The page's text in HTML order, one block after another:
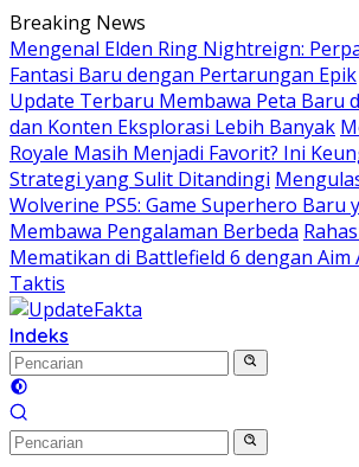
Langsung
ke
konten
Breaking News
Mengenal Elden Ring Nightreign:
Fantasi Baru dengan Pertarungan Epik
Update Terbaru Membawa Peta Baru
dan Konten Eksplorasi Lebih Banyak
Royale Masih Menjadi Favorit? Ini
Strategi yang Sulit Ditandingi
Wolverine PS5: Game Superhero Baru
Membawa Pengalaman Berbeda
Mematikan di Battlefield 6 dengan Aim
Taktis
Indeks